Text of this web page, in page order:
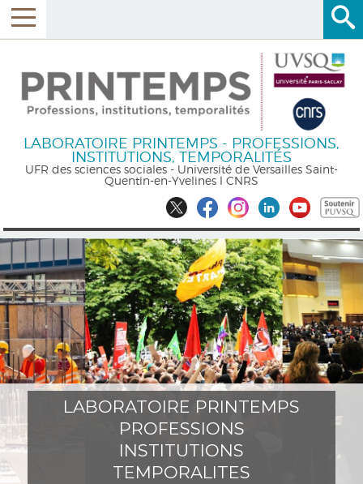
LABORATOIRE PRINTEMPS - PROFESSIONS,
INSTITUTIONS, TEMPORALITÉS
UFR des sciences sociales - Université de Versailles Saint-
Quentin-en-Yvelines l CNRS
LABORATOIRE PRINTEMPS
PROFESSIONS
INSTITUTIONS
TEMPORALITES